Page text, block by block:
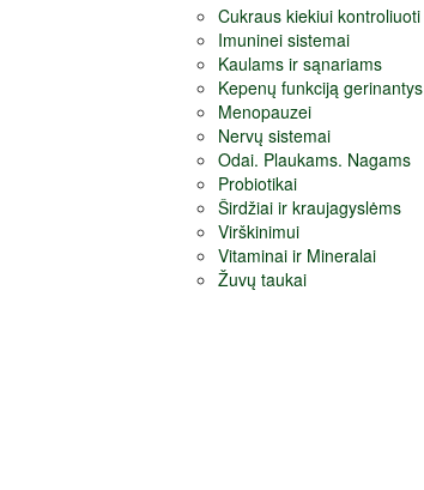
Cukraus kiekiui kontroliuoti
Imuninei sistemai
Kaulams ir sąnariams
Kepenų funkciją gerinantys
Menopauzei
Nervų sistemai
Odai. Plaukams. Nagams
Probiotikai
Širdžiai ir kraujagyslėms
Virškinimui
Vitaminai ir Mineralai
Žuvų taukai